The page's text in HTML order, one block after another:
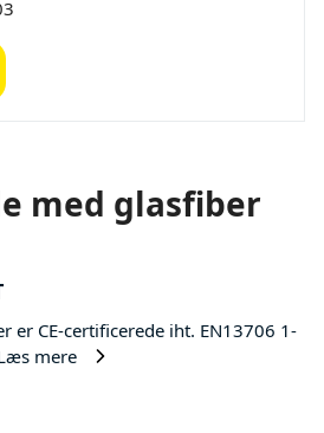
med glasfiber
er CE-certificerede iht. EN13706 1-
mere